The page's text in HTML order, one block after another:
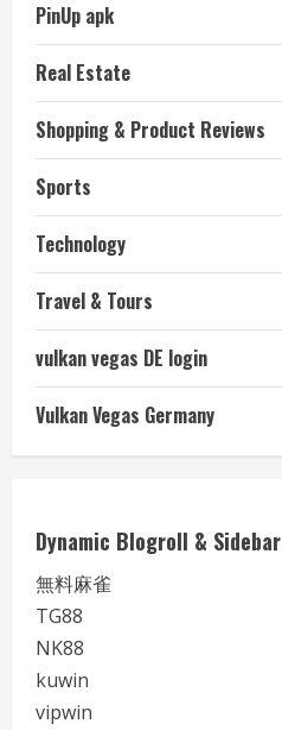
PinUp apk
Real Estate
Shopping & Product Reviews
Sports
Technology
Travel & Tours
vulkan vegas DE login
Vulkan Vegas Germany
Dynamic Blogroll & Sidebar
無料麻雀
TG88
NK88
kuwin
vipwin